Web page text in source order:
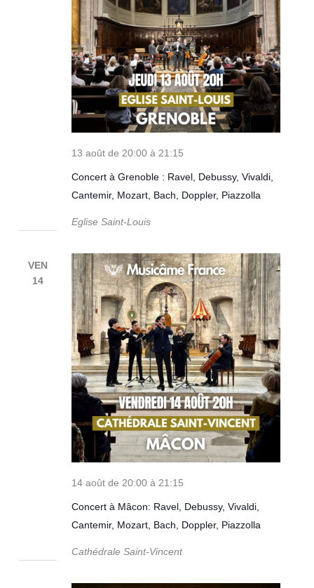
Concert à Grenoble : Ravel, Debussy, Vivaldi,
Cantemir, Mozart, Bach, Doppler, Piazzolla
13 août de 20:00 à 21:15
Eglise Saint-Louis
VEN
14
Concert à Mâcon: Ravel, Debussy, Vivaldi,
Cantemir, Mozart, Bach, Doppler, Piazzolla
14 août de 20:00 à 21:15
Cathédrale Saint-Vincent